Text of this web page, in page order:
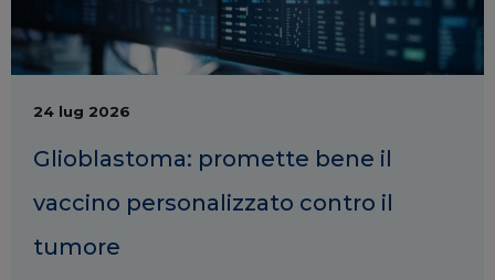
24 lug 2026
Glioblastoma: promette bene il
vaccino personalizzato contro il
tumore